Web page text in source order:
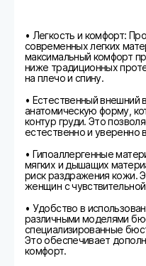
• Легкость и комфорт:
современных легких
максимальный комфорт
ниже традиционных
на плечо и спину.
• Естественный внешний
анатомическую форму,
контур груди. Это
естественно и уверенно
• Гипоаллергенные
мягких и дышащих
риск раздражения кожи.
женщин с
• Удобство в
различными моделями
специализированные
Это обеспечивает
комфорт.